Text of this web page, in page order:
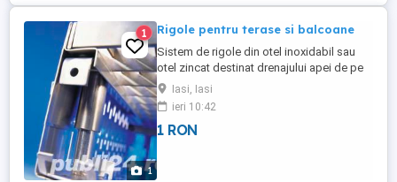
1
1 Rigole pentru terase si balcoane
Sistem de rigole din otel inoxidabil sau
otel zincat destinat drenajului apei de pe
terase, balcoane, logii sau gradini de
apartament. Rigolele dreneaza apa la
nivelul hidroizolatiei din stratul de pietris si
colecteaza apa de pe suprafata terasei in
Iasi, Iasi
ieri 10:42
1 RON